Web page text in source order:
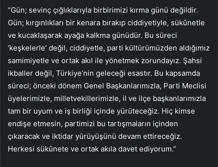
“Gün; sevinç çığlıklarıyla birbirimizi kırma günü değildir.
Gün; kırgınlıkları bir kenara bırakıp ciddiyetiyle, sükûnetle
ve kucaklaşarak ayağa kalkma günüdür. Bu süreci
‘keşkelerle’ değil, ciddiyetle, parti kültürümüzden aldığımız
samimiyetle ve ortak akıl ile yönetmek zorundayız. Şahsi
ikballer değil, Türkiye’nin geleceği esastır. Bu kapsamda
süreci; önceki dönem Genel Başkanlarımızla, Parti Meclisi
üyelerimizle, milletvekillerimizle, il ve ilçe başkanlarımızla
tam bir uyum ve iş birliği içinde yürüteceğiz. Hiç kimse
endişe etmesin, partimizi bu tartışmaların içinden
çıkaracak ve iktidar yürüyüşünü devam ettireceğiz.
Herkesi sükûnete ve ortak akıla davet ediyorum.”